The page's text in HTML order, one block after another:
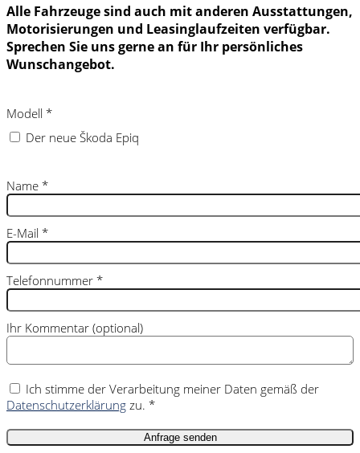
Alle Fahrzeuge sind auch mit anderen Ausstattungen,
Motorisierungen und Leasinglaufzeiten verfügbar.
Sprechen Sie uns gerne an für Ihr persönliches
Wunschangebot.
Modell *
Der neue Škoda Epiq
Name *
E-Mail *
Telefonnummer *
Ihr Kommentar (optional)
Ich stimme der Verarbeitung meiner Daten gemäß der
Datenschutzerklärung zu. *